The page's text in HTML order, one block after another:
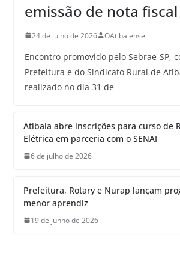
emissão de nota fiscal
24 de julho de 2026 OAtibaiense
Encontro promovido pelo Sebrae-SP,
Prefeitura e do Sindicato Rural de
realizado no dia 31 de
Atibaia abre inscrições para curso de
Elétrica em parceria com o SENAI
6 de julho de 2026
Prefeitura, Rotary e Nurap lançam
menor aprendiz
19 de junho de 2026